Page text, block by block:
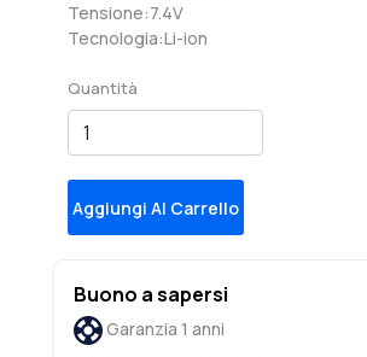
Tensione:7.4V
Tecnologia:Li-ion
Quantità
Aggiungi Al Carrello
Buono a sapersi
Garanzia 1 anni